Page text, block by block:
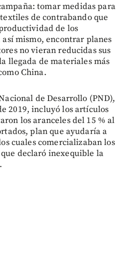
tomar medidas para
de contrabando que
de los
así mismo, encontrar planes
no vieran reducidas sus
llegada de materiales más
China.
de Desarrollo (PND),
2019, incluyó los artículos
los aranceles del 15 % al
plan que ayudaría a
cuales comercializaban los
declaró inexequible la